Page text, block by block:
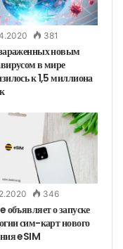
381
новым
в мире
к 1,5 миллиона
346
объявляет о запуске
сим-карт нового
eSIM